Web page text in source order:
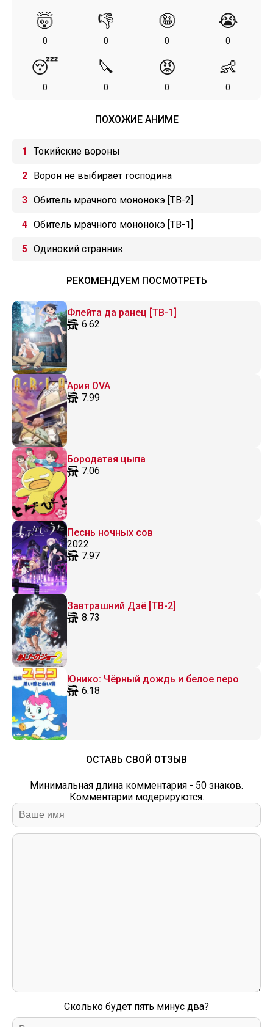
🤯
0
👎
0
🤪
0
😭
0
😴
0
🔪
0
😡
0
👶
0
ПОХОЖИЕ АНИМЕ
Токийские вороны
Ворон не выбирает господина
Обитель мрачного мононокэ [ТВ-2]
Обитель мрачного мононокэ [ТВ-1]
Одинокий странник
РЕКОМЕНДУЕМ ПОСМОТРЕТЬ
Флейта да ранец [ТВ-1]
6.62
Ария OVA
7.99
Бородатая цыпа
7.06
Песнь ночных сов
2022
7.97
Завтрашний Дзё [ТВ-2]
8.73
Юнико: Чёрный дождь и белое перо
6.18
ОСТАВЬ СВОЙ ОТЗЫВ
Минимальная длина комментария - 50 знаков.
Комментарии модерируются.
Сколько будет пять минус два?